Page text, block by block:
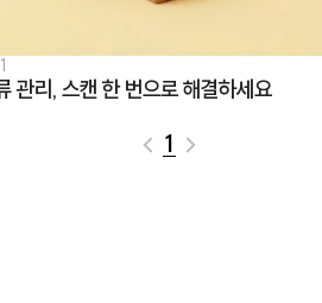
관리, 스캔 한 번으로 해결하세요
1